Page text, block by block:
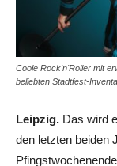
Coole Rock'n'Roller mit
beliebten Stadtfest-
Leipzig. Das wird
den letzten beiden